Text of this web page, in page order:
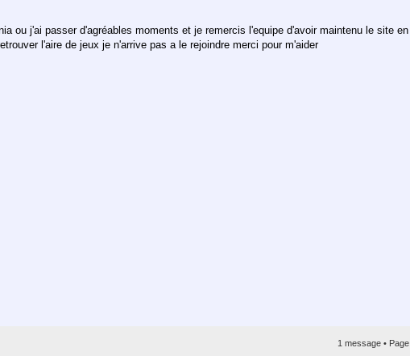
ou j'ai passer d'agréables moments et je remercis l'equipe d'avoir maintenu le site en
l'aire de jeux je n'arrive pas a le rejoindre merci pour m'aider
1 message • Page